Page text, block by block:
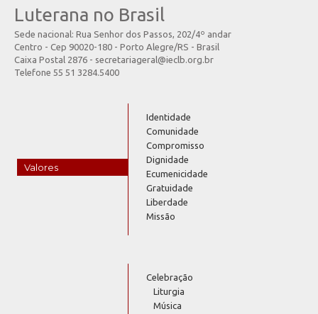
Luterana no Brasil
Sede nacional: Rua Senhor dos Passos, 202/4º andar
Centro - Cep 90020-180 - Porto Alegre/RS - Brasil
Caixa Postal 2876 - secretariageral@ieclb.org.br
Telefone 55 51 3284.5400
Valores
Identidade
Comunidade
Compromisso
Dignidade
Ecumenicidade
Gratuidade
Liberdade
Missão
Celebração
Liturgia
Música